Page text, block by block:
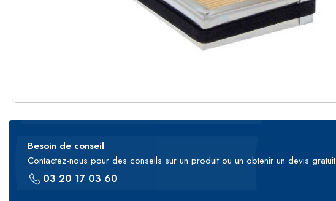
Besoin de conseil
Contactez-nous pour des conseils sur un produit ou un obtenir un devis gratuit
03 20 17 03 60